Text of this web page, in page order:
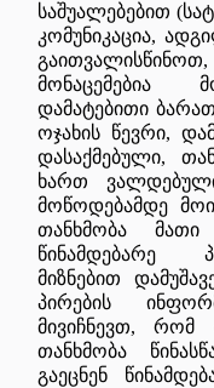
საშუალებებით
კომუნიკაცია,
მონაცემებია
დამატებითი
ოჯახის წევრი,
დასაქმებული,
ხართ
მოწოდებამდე
თანხმობა მათი
წინამდებარე
მიზნებით
პირების
მივიჩნევთ, რომ
თანხმობა
გაეცნენ